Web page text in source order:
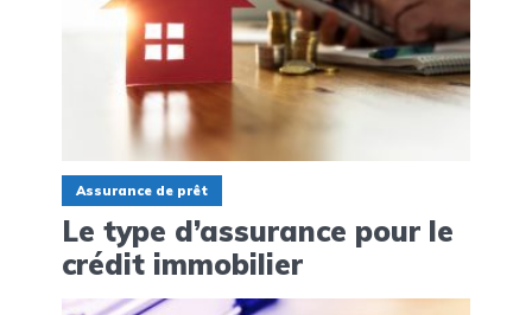
Assurance de prêt
Le type d’assurance pour le
crédit immobilier